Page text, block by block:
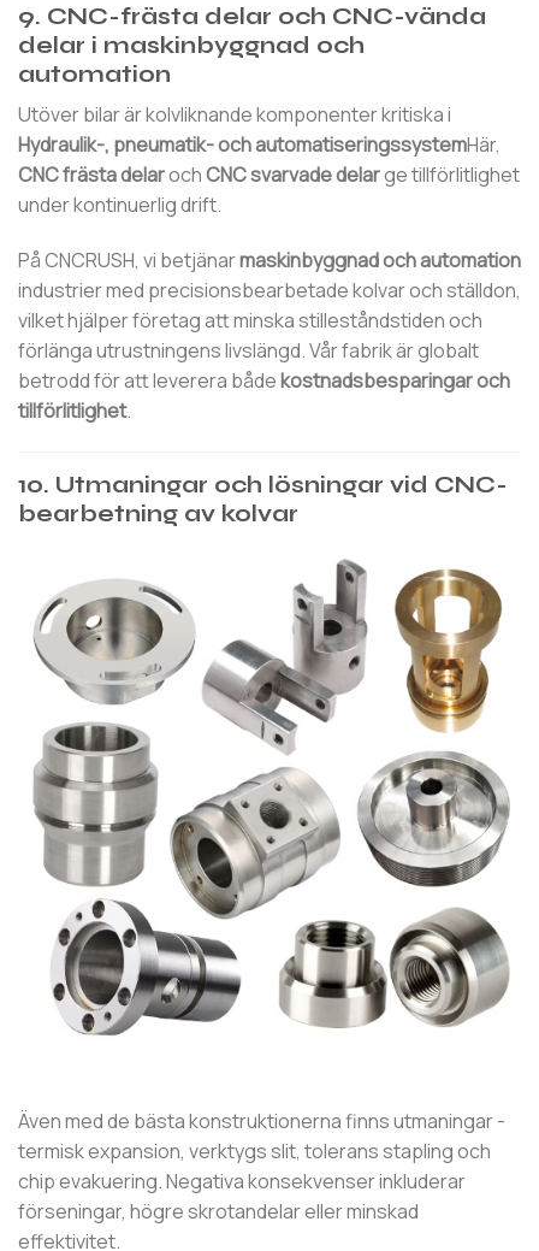
9. CNC-frästa delar och CNC-vända
delar i maskinbyggnad och
automation
Utöver bilar är kolvliknande komponenter kritiska i
Hydraulik-, pneumatik- och automatiseringssystemHär,
CNC frästa delarochCNC svarvade delarge tillförlitlighet
under kontinuerlig drift.
På CNCRUSH, vi betjänarmaskinbyggnad och automation
industrier med precisionsbearbetade kolvar och ställdon,
vilket hjälper företag att minska stilleståndstiden och
förlänga utrustningens livslängd. Vår fabrik är globalt
betrodd för att leverera bådekostnadsbesparingar och
tillförlitlighet.
10. Utmaningar och lösningar vid CNC-
bearbetning av kolvar
Även med de bästa konstruktionerna finns utmaningar -
termisk expansion, verktygs slit, tolerans stapling och
chip evakuering. Negativa konsekvenser inkluderar
förseningar, högre skrotandelar eller minskad
effektivitet.